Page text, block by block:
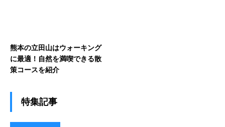
熊本の立田山はウォーキング
に最適！自然を満喫できる散
策コースを紹介
特集記事